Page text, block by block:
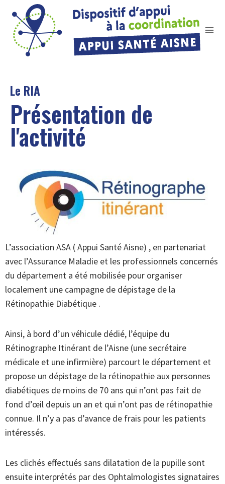
Le RIA
Présentation de
l'activité
L’association ASA ( Appui Santé Aisne) , en partenariat
avec l’Assurance Maladie et les professionnels concernés
du département a été mobilisée pour organiser
localement une campagne de dépistage de la
Rétinopathie Diabétique .
Ainsi, à bord d’un véhicule dédié, l’équipe du
Rétinographe Itinérant de l’Aisne (une secrétaire
médicale et une infirmière) parcourt le département et
propose un dépistage de la rétinopathie aux personnes
diabétiques de moins de 70 ans qui n’ont pas fait de
fond d’œil depuis un an et qui n’ont pas de rétinopathie
connue. Il n’y a pas d’avance de frais pour les patients
intéressés.
Les clichés effectués sans dilatation de la pupille sont
ensuite interprétés par des Ophtalmologistes signataires